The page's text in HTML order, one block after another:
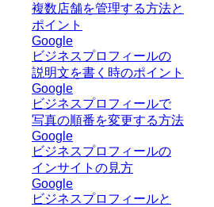
複数店舗を管理する方法と
ポイント
Google
ビジネスプロフィールの
説明文を書く時のポイント
Google
ビジネスプロフィールで
写真の順番を変更する方法
Google
ビジネスプロフィールの
インサイトの見方
Google
ビジネスプロフィールと